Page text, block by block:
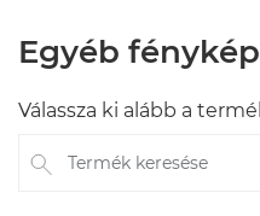
Egyéb
Válassza ki alább a
Termék keresése